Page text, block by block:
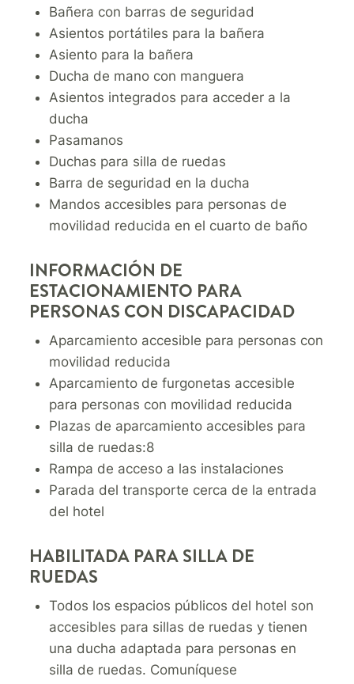
Bañera con barras de seguridad
Asientos portátiles para la bañera
Asiento para la bañera
Ducha de mano con manguera
Asientos integrados para acceder a la
ducha
Pasamanos
Duchas para silla de ruedas
Barra de seguridad en la ducha
Mandos accesibles para personas de
movilidad reducida en el cuarto de baño
INFORMACIÓN DE
ESTACIONAMIENTO PARA
PERSONAS CON DISCAPACIDAD
Aparcamiento accesible para personas con
movilidad reducida
Aparcamiento de furgonetas accesible
para personas con movilidad reducida
Plazas de aparcamiento accesibles para
silla de ruedas:8
Rampa de acceso a las instalaciones
Parada del transporte cerca de la entrada
del hotel
HABILITADA PARA SILLA DE
RUEDAS
Todos los espacios públicos del hotel son
accesibles para sillas de ruedas y tienen
una ducha adaptada para personas en
silla de ruedas. Comuníquese